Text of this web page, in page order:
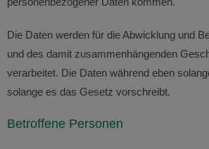
Die Daten werden für die Abwicklung und
und des damit zusammenhängenden
verarbeitet. Die Daten während eben
solange es das Gesetz vorschreibt.
Betroffene Personen